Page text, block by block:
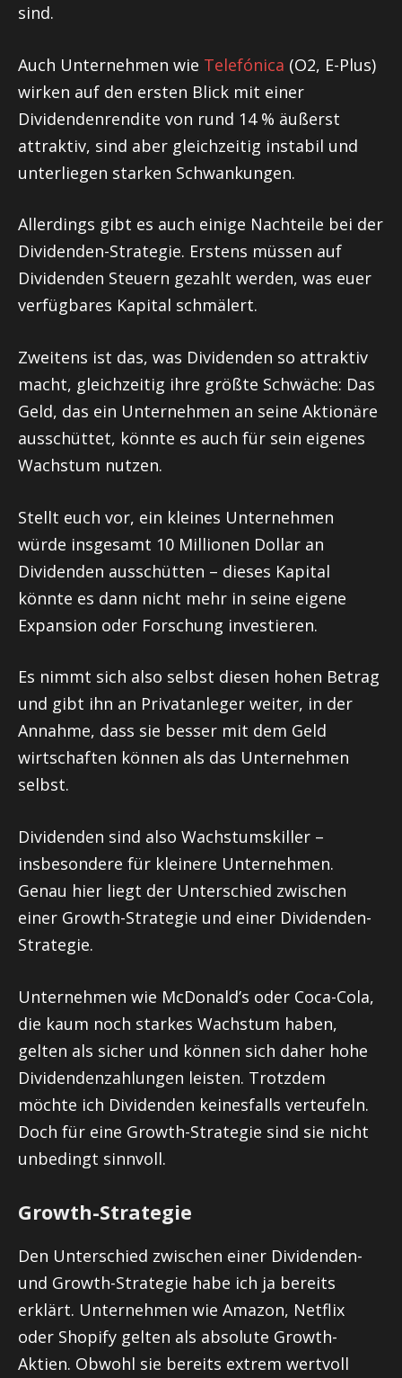
sind.
Auch Unternehmen wie Telefónica (O2, E-Plus)
wirken auf den ersten Blick mit einer
Dividendenrendite von rund 14 % äußerst
attraktiv, sind aber gleichzeitig instabil und
unterliegen starken Schwankungen.
Allerdings gibt es auch einige Nachteile bei der
Dividenden-Strategie. Erstens müssen auf
Dividenden Steuern gezahlt werden, was euer
verfügbares Kapital schmälert.
Zweitens ist das, was Dividenden so attraktiv
macht, gleichzeitig ihre größte Schwäche: Das
Geld, das ein Unternehmen an seine Aktionäre
ausschüttet, könnte es auch für sein eigenes
Wachstum nutzen.
Stellt euch vor, ein kleines Unternehmen
würde insgesamt 10 Millionen Dollar an
Dividenden ausschütten – dieses Kapital
könnte es dann nicht mehr in seine eigene
Expansion oder Forschung investieren.
Es nimmt sich also selbst diesen hohen Betrag
und gibt ihn an Privatanleger weiter, in der
Annahme, dass sie besser mit dem Geld
wirtschaften können als das Unternehmen
selbst.
Dividenden sind also Wachstumskiller –
insbesondere für kleinere Unternehmen.
Genau hier liegt der Unterschied zwischen
einer Growth-Strategie und einer Dividenden-
Strategie.
Unternehmen wie McDonald’s oder Coca-Cola,
die kaum noch starkes Wachstum haben,
gelten als sicher und können sich daher hohe
Dividendenzahlungen leisten. Trotzdem
möchte ich Dividenden keinesfalls verteufeln.
Doch für eine Growth-Strategie sind sie nicht
unbedingt sinnvoll.
Growth-Strategie
Den Unterschied zwischen einer Dividenden-
und Growth-Strategie habe ich ja bereits
erklärt. Unternehmen wie Amazon, Netflix
oder Shopify gelten als absolute Growth-
Aktien. Obwohl sie bereits extrem wertvoll